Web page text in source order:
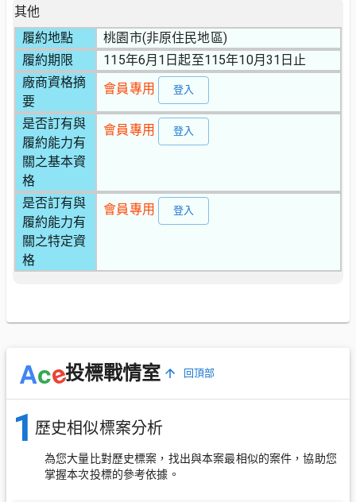
其他
履約地點
桃園市(非原住民地區)
履約期限
115年6月1日起至115年10月31日止
廠商資格摘
要
會員專用 登入
是否訂有與
履約能力有
關之基本資
格
會員專用 登入
是否訂有與
履約能力有
關之特定資
格
會員專用 登入
Ace投標戰情室 回頂部
1 歷史相似標案分析
為您大量比對歷史標案，找出與本案最相似的案件，協助您
掌握本次投標的參考依據。